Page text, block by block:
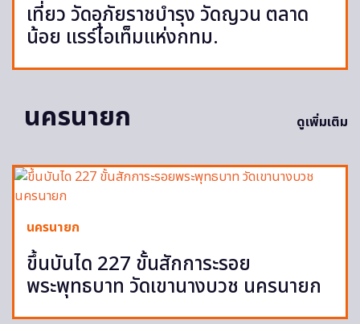
เที่ยว วัดอุภัยราชบำรุง วัดญวน ตลาด
น้อย แรร์ไอเท็มแห่งกทม.
นครนายก ดูเพิ่มเติม
นครนายก
ขึ้นบันได 227 ขั้นสักการะรอย
พระพุทธบาท วัดเขานางบวช นครนายก